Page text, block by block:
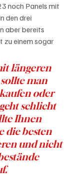
noch Panels mit
den drei
aber bereits
zu einem sogar
längeren
man
oder
schlicht
Ihnen
die besten
und nicht